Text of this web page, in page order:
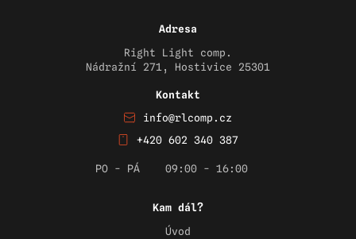
Adresa
Right Light comp.
Nádražní 271, Hostivice 25301
Kontakt
info@rlcomp.cz
+420 602 340 387
PO - PÁ 09:00 - 16:00
Kam dál?
Úvod